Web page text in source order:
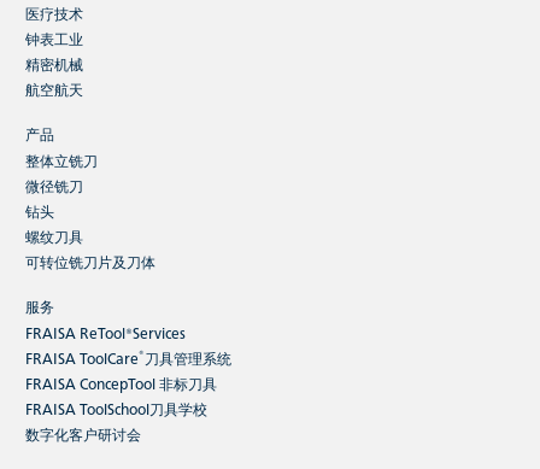
医疗技术
钟表工业
精密机械
航空航天
产品
整体立铣刀
微径铣刀
钻头
螺纹刀具
可转位铣刀片及刀体
服务
FRAISA ReTool®Services
FRAISA ToolCare®刀具管理系统
FRAISA ConcepTool 非标刀具
FRAISA ToolSchool刀具学校
数字化客户研讨会